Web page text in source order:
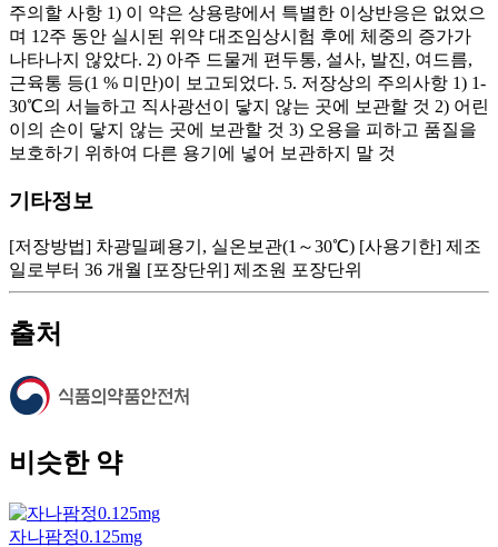
주의할 사항 1) 이 약은 상용량에서 특별한 이상반응은 없었으
며 12주 동안 실시된 위약 대조임상시험 후에 체중의 증가가
나타나지 않았다. 2) 아주 드물게 편두통, 설사, 발진, 여드름,
근육통 등(1 % 미만)이 보고되었다. 5. 저장상의 주의사항 1) 1-
30℃의 서늘하고 직사광선이 닿지 않는 곳에 보관할 것 2) 어린
이의 손이 닿지 않는 곳에 보관할 것 3) 오용을 피하고 품질을
보호하기 위하여 다른 용기에 넣어 보관하지 말 것
기타정보
[저장방법] 차광밀폐용기, 실온보관(1～30℃) [사용기한] 제조
일로부터 36 개월 [포장단위] 제조원 포장단위
출처
비슷한 약
자나팜정0.125mg